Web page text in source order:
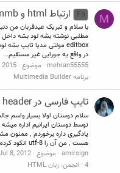
M
Fa ارتباط html و mmb
در واقع یه جورایی غیر مستقیم...
mehran55555 موضوع 2015
برنامه Multimedia Builder
تایپ فارسی در header فایل html
توسط دوستان ایرانیم اداره
هست ٬ من آن را utf-8 انکود کردم و در هرجاییش فارسی تایپ می...
amirsign موضوع 8, 2012
4 انجمن: زبان HTML